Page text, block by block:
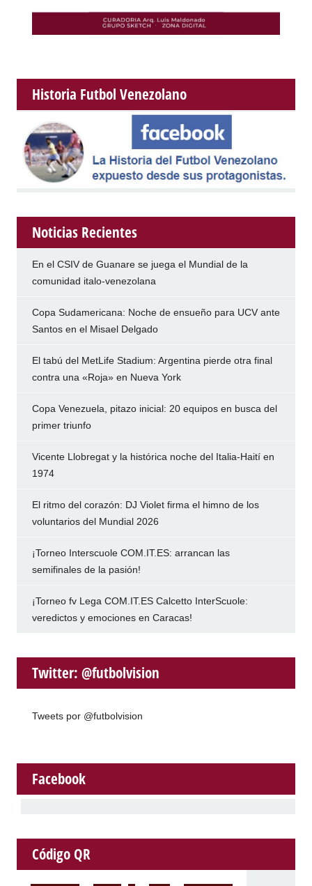
Historia Futbol Venezolano
Noticias Recientes
En el CSIV de Guanare se juega el Mundial de la
comunidad italo-venezolana
Copa Sudamericana: Noche de ensueño para UCV ante
Santos en el Misael Delgado
El tabú del MetLife Stadium: Argentina pierde otra final
contra una «Roja» en Nueva York
Copa Venezuela, pitazo inicial: 20 equipos en busca del
primer triunfo
Vicente Llobregat y la histórica noche del Italia-Haití en
1974
El ritmo del corazón: DJ Violet firma el himno de los
voluntarios del Mundial 2026
¡Torneo Interscuole COM.IT.ES: arrancan las
semifinales de la pasión!
¡Torneo fv Lega COM.IT.ES Calcetto InterScuole:
veredictos y emociones en Caracas!
Twitter: @futbolvision
Tweets por @futbolvision
Facebook
Código QR